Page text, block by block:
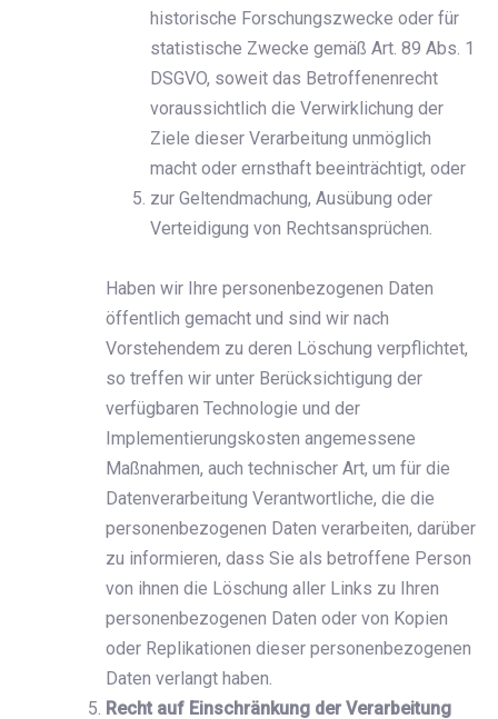
historische Forschungszwecke oder für
statistische Zwecke gemäß Art. 89 Abs. 1
DSGVO, soweit das Betroffenenrecht
voraussichtlich die Verwirklichung der
Ziele dieser Verarbeitung unmöglich
macht oder ernsthaft beeinträchtigt, oder
zur Geltendmachung, Ausübung oder
Verteidigung von Rechtsansprüchen.
Haben wir Ihre personenbezogenen Daten
öffentlich gemacht und sind wir nach
Vorstehendem zu deren Löschung verpflichtet,
so treffen wir unter Berücksichtigung der
verfügbaren Technologie und der
Implementierungskosten angemessene
Maßnahmen, auch technischer Art, um für die
Datenverarbeitung Verantwortliche, die die
personenbezogenen Daten verarbeiten, darüber
zu informieren, dass Sie als betroffene Person
von ihnen die Löschung aller Links zu Ihren
personenbezogenen Daten oder von Kopien
oder Replikationen dieser personenbezogenen
Daten verlangt haben.
Recht auf Einschränkung der Verarbeitung